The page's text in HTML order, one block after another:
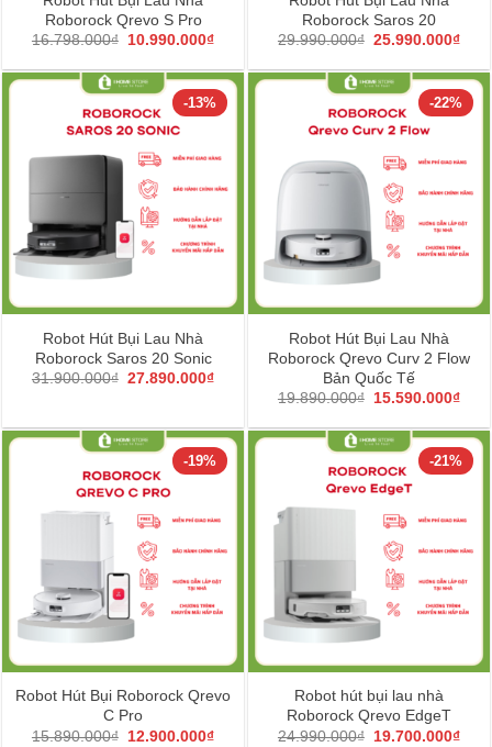
Roborock Qrevo S Pro
16.798.000₫ Giá
là:
16.798.000₫.
10.990.000₫Giá
tại
là:
10.990.000₫.
Roborock Saros 20
29.990.000₫ Giá
là:
29.990.000₫.
25.990.000₫Giá
tại
là:
-13%
Robot Hút Bụi Lau Nhà
Roborock Saros 20 Sonic
31.900.000₫ Giá
31.900.000₫.
27.890.000₫Giá
là:
27.890.000₫.
-22%
Robot Hút Bụi Lau Nhà
Roborock Qrevo Curv 2 Flow
Bản Quốc Tế
19.890.000₫ Giá
là:
19.890.000₫.
15.590.000₫Giá
tại
là:
-19%
Robot Hút Bụi Roborock Qrevo
C Pro
15.890.000₫ Giá
12.900.000₫Giá
-21%
Robot hút bụi lau nhà
Roborock Qrevo EdgeT
24.990.000₫ Giá
19.700.000₫Giá